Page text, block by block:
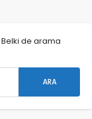
Belki de arama